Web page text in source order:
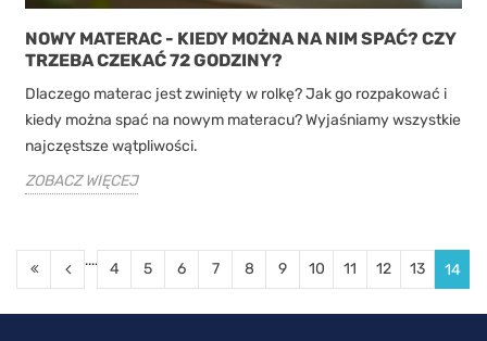
NOWY MATERAC - KIEDY MOŻNA NA NIM SPAĆ? CZY
TRZEBA CZEKAĆ 72 GODZINY?
Dlaczego materac jest zwinięty w rolkę? Jak go rozpakować i
kiedy można spać na nowym materacu? Wyjaśniamy wszystkie
najczęstsze wątpliwości.
ZOBACZ WIĘCEJ
.... 4 5 6 7 8 9 10 11 12 13 14